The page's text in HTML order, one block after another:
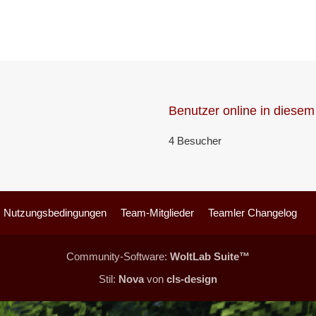
Benutzer online in
4 Besucher
Nutzungsbedingungen Team-Mitglieder Teamler Changelog
Community-Software: WoltLab Suite™
Stil: Novavon cls-design